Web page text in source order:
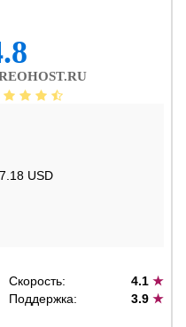
USD
Скорость: 4.1 ★
Поддержка: 3.9 ★